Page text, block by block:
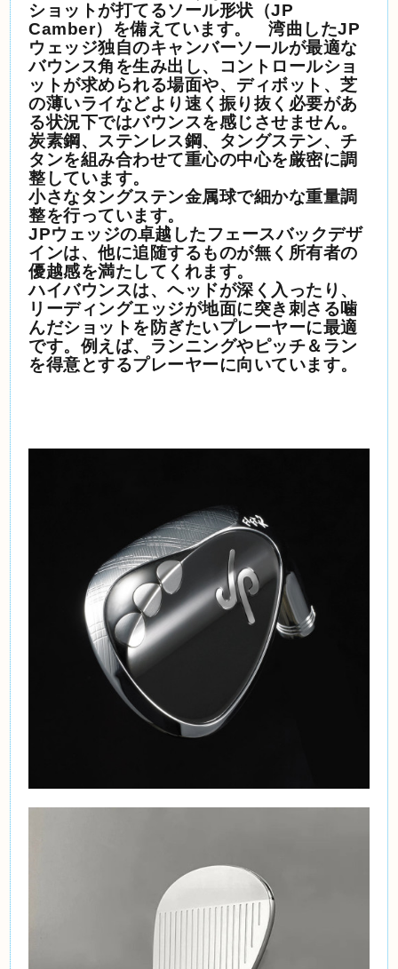
ショットが打てるソール形状（JP
Camber）を備えています。 湾曲したJP
ウェッジ独自のキャンバーソールが最適な
バウンス角を生み出し、コントロールショ
ットが求められる場面や、ディボット、芝
の薄いライなどより速く振り抜く必要があ
る状況下ではバウンスを感じさせません。
炭素鋼、ステンレス鋼、タングステン、チ
タンを組み合わせて重心の中心を厳密に調
整しています。
小さなタングステン金属球で細かな重量調
整を行っています。
JPウェッジの卓越したフェースバックデザ
インは、他に追随するものが無く所有者の
優越感を満たしてくれます。
ハイバウンスは、ヘッドが深く入ったり、
リーディングエッジが地面に突き刺さる噛
んだショットを防ぎたいプレーヤーに最適
です。例えば、ランニングやピッチ＆ラン
を得意とするプレーヤーに向いています。